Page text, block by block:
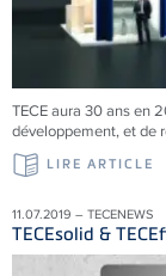
TECE aura 30 ans en
développement, et de
LIRE ARTICLE
11.07.2019 – TECENEWS
TECEsolid &